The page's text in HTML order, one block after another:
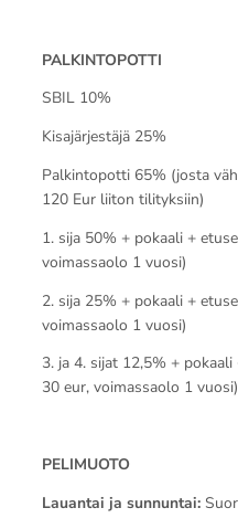
PALKINTOPOTTI
SBIL 10%
Kisajärjestäjä 25%
Palkintopotti 65% (josta
120 Eur liiton tilityksiin)
1. sija 50% + pokaali +
voimassaolo 1 vuosi)
2. sija 25% + pokaali +
voimassaolo 1 vuosi)
3. ja 4. sijat 12,5% +
30 eur, voimassaolo 1 vuosi)
PELIMUOTO
Lauantai ja sunnuntai: